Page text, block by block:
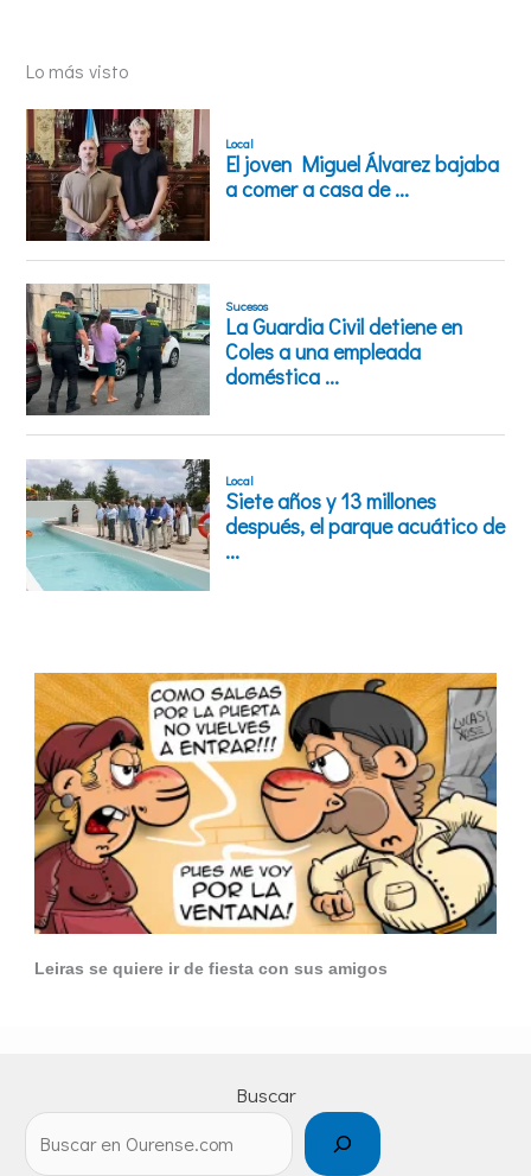
Lo más visto
Leiras se quiere ir de fiesta con sus amigos
Buscar